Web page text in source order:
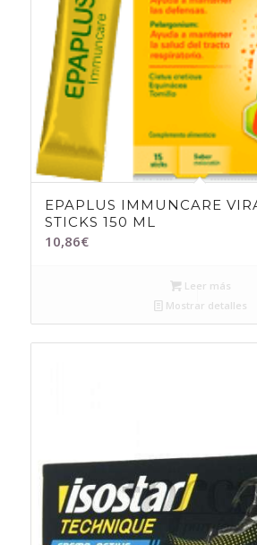
EPAPLUS IMMUNCARE
STICKS 150 ML
10,86€
Leer más
Mostrar detalles